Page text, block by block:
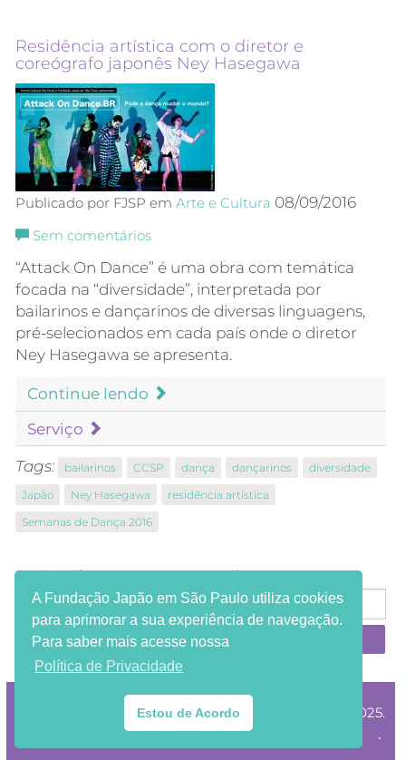
Residência artística com o diretor e
coreógrafo japonês Ney Hasegawa
Publicado por FJSP em Arte e Cultura 08/09/2016
Sem comentários
“Attack On Dance” é uma obra com temática
focada na “diversidade”, interpretada por
bailarinos e dançarinos de diversas linguagens,
pré-selecionados em cada país onde o diretor
Ney Hasegawa se apresenta.
Continue lendo
Serviço
Tags: bailarinos CCSP dança dançarinos
diversidade
Japão
Ney Hasegawa
residência artística
Semanas de Dança 2016
Receba informações em seu e-mail:
®Copyright Fundação Japão em São Paulo 2002-2025.
HTML e CSS válidos. Todos os direitos reservados.
.
A Fundação Japão em São Paulo utiliza cookies
para aprimorar a sua experiência de navegação.
Para saber mais acesse nossa
Política de Privacidade
Estou de Acordo